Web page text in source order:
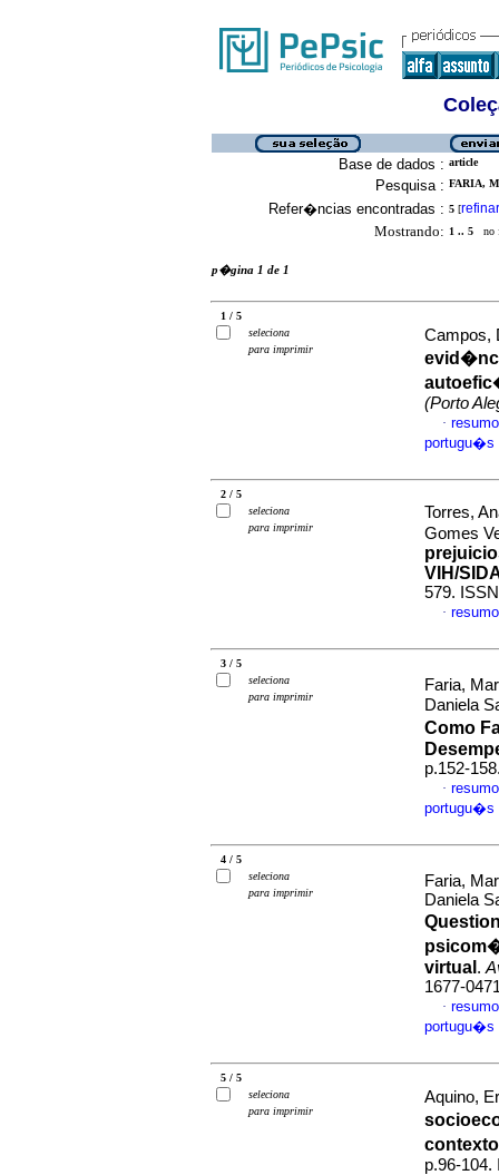
Base de dados : article
Pesquisa : FARIA,
Refer�ncias encontradas : 5 [refinar
Mostrando: 1 .. 5 no
p�gina 1 de 1
1 / 5
seleciona
para imprimir
Campos,
(Porto
·
portugu�s
2 / 5
seleciona
para imprimir
Torres,
Gomes
VIH/
579.
·
3 / 5
seleciona
para imprimir
Faria,
Daniela
Como
p.152-
·
portugu�s
4 / 5
seleciona
para imprimir
Faria,
Daniela
virtual .
1677-
·
portugu�s
5 / 5
seleciona
para imprimir
Aquino,
p.96-104.